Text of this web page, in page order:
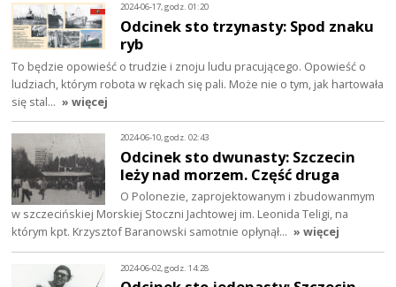
2024-06-17, godz. 01:20
Odcinek sto trzynasty: Spod znaku
ryb
To będzie opowieść o trudzie i znoju ludu pracującego. Opowieść o
ludziach, którym robota w rękach się pali. Może nie o tym, jak hartowała
się stal… » więcej
2024-06-10, godz. 02:43
Odcinek sto dwunasty: Szczecin
leży nad morzem. Część druga
O Polonezie, zaprojektowanym i zbudowanmym
w szczecińskiej Morskiej Stoczni Jachtowej im. Leonida Teligi, na
którym kpt. Krzysztof Baranowski samotnie opłynął… » więcej
2024-06-02, godz. 14:28